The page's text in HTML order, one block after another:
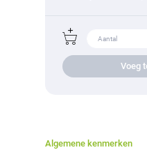
Voeg
Algemene kenmerken